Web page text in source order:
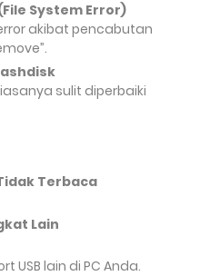
System Error)
akibat pencabutan
sulit diperbaiki
Terbaca
Lain
USB lain di PC Anda.